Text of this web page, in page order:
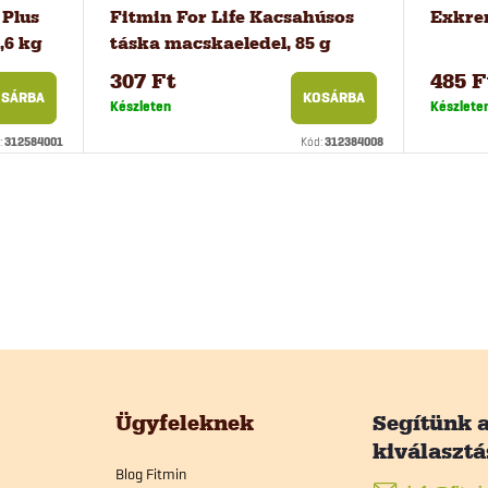
kg
312584001
Fitmin For Life Kacsahúsos
táska macskaeledel, 85 g
307 Ft
Készleten KOSÁRBA
Kód:312384008
485
Ügyfeleknek
Blog Fitmin